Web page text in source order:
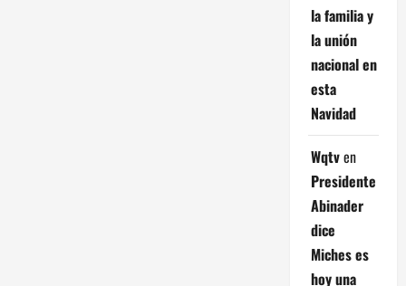
la familia y
la unión
nacional en
esta
Navidad
Wqtven
Presidente
Abinader
dice
Miches es
hoy una